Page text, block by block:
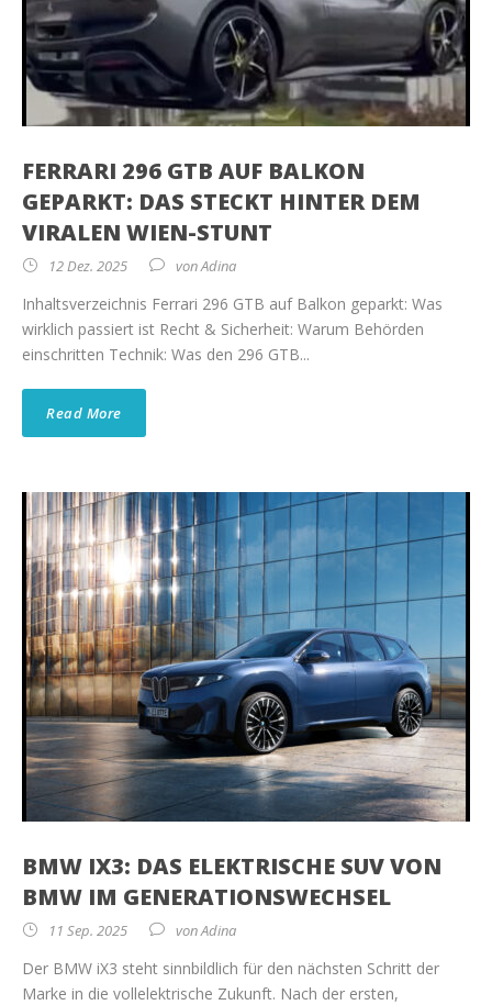
FERRARI 296 GTB AUF BALKON
GEPARKT: DAS STECKT HINTER DEM
VIRALEN WIEN-STUNT
12 Dez. 2025 vonAdina
Inhaltsverzeichnis Ferrari 296 GTB auf Balkon geparkt: Was
wirklich passiert ist Recht & Sicherheit: Warum Behörden
einschritten Technik: Was den 296 GTB...
Read More
BMW IX3: DAS ELEKTRISCHE SUV VON
BMW IM GENERATIONSWECHSEL
11 Sep. 2025 vonAdina
Der BMW iX3 steht sinnbildlich für den nächsten Schritt der
Marke in die vollelektrische Zukunft. Nach der ersten,